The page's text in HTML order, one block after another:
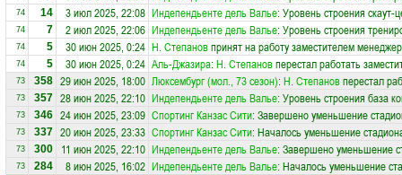
74 14 3 июл 2025, 22:08 Индепендьенте дель Валье: Уровень строения скаут-
74 7 2 июл 2025, 22:06 Индепендьенте дель Валье: Уровень строения
74 5 30 июн 2025, 0:24 Н. Степановпринят на работу заместителем
74 5 30 июн 2025, 0:24 Аль-Джазира: Н. Степановперестал работать
73 358 29 июн 2025, 18:00 Люксембург (мол., 73 сезон): Н. Степановперестал
73 357 28 июн 2025, 22:10 Индепендьенте дель Валье: Уровень строения база
73 346 24 июн 2025, 23:09 Спортинг Канзас Сити: Завершено уменьшение
73 337 20 июн 2025, 23:33 Спортинг Канзас Сити: Началось уменьшение
73 300 11 июн 2025, 22:10 Индепендьенте дель Валье: Завершено уменьшение
73 284 8 июн 2025, 16:02 Индепендьенте дель Валье: Началось уменьшение